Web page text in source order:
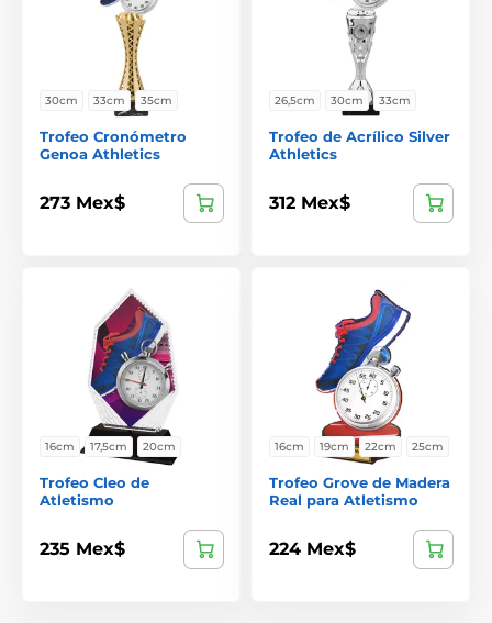
30cm 33cm 35cm
Trofeo Cronómetro
Genoa Athletics
273 Mex$
26,5cm 30cm 33cm
Trofeo de Acrílico Silver
Athletics
312 Mex$
16cm 17,5cm 20cm
Trofeo Cleo de
Atletismo
235 Mex$
16cm 19cm 22cm 25cm
Trofeo Grove de Madera
Real para Atletismo
224 Mex$